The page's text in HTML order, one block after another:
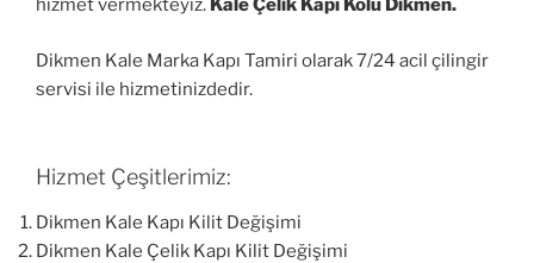
hizmet vermekteyiz. Kale Çelik Kapı Kolu Dikmen.
Dikmen Kale Marka Kapı Tamiri olarak 7/24 acil çilingir
servisi ile hizmetinizdedir.
Hizmet Çeşitlerimiz:
Dikmen Kale Kapı Kilit Değişimi
Dikmen Kale Çelik Kapı Kilit Değişimi